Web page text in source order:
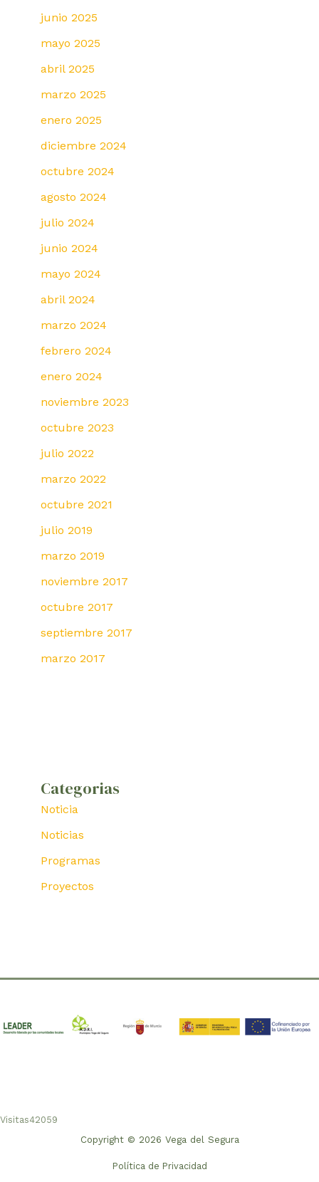
junio 2025
mayo 2025
abril 2025
marzo 2025
enero 2025
diciembre 2024
octubre 2024
agosto 2024
julio 2024
junio 2024
mayo 2024
abril 2024
marzo 2024
febrero 2024
enero 2024
noviembre 2023
octubre 2023
julio 2022
marzo 2022
octubre 2021
julio 2019
marzo 2019
noviembre 2017
octubre 2017
septiembre 2017
marzo 2017
Categorias
Noticia
Noticias
Programas
Proyectos
Visitas42059
Copyright © 2026 Vega del Segura
Política de Privacidad